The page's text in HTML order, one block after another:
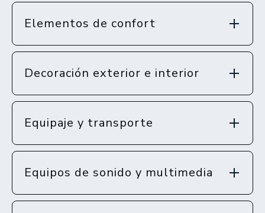
Elementos de confort
Decoración exterior e interior
Equipaje y transporte
Equipos de sonido y multimedia